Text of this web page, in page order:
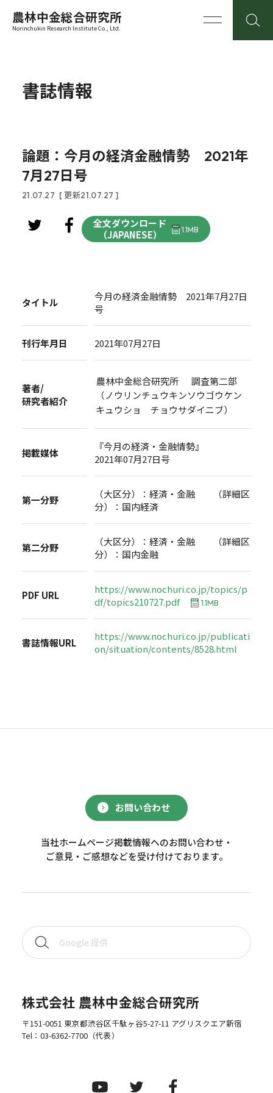
農林中金総合研究所
Norinchukin Research Institute Co., Ltd.
書誌情報
論題：今月の経済金融情勢 2021年
7月27日号
21.07.27 [ 更新21.07.27 ]
全文ダウンロード
（JAPANESE）
1.1MB
タイトル
今月の経済金融情勢 2021年7月27日
号
刊行年月日 2021年07月27日
著者/
研究者紹介
農林中金総合研究所 調査第二部
（ノウリンチュウキンソウゴウケン
キュウショ チョウサダイニブ）
掲載媒体
『今月の経済・金融情勢』
2021年07月27日号
第一分野
（大区分）：経済・金融 （詳細区
分）：国内経済
第二分野
（大区分）：経済・金融 （詳細区
分）：国内金融
PDF URL
https://www.nochuri.co.jp/topics/p
df/topics210727.pdf
1.1MB
書誌情報URL
https://www.nochuri.co.jp/publicati
on/situation/contents/8528.html
お問い合わせ
当社ホームページ掲載情報へのお問い合わせ・
ご意見・ご感想などを受け付けております。
株式会社 農林中金総合研究所
〒151-0051 東京都渋谷区千駄ヶ谷5-27-11 アグリスクエア新宿
Tel： 03-6362-7700（代表）